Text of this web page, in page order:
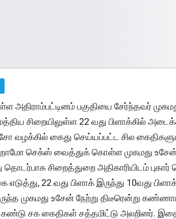
அதிராம்பட்டினம் பகுதியை சேர்ந்தவர்
சிறையிலுள்ள 22 வது பிளாக்கில்
வழக்கில் கைது செய்யப்பட்ட சில
செக்ஸ் வைத்துக் கொள்ள முகமது உசேன்
சிறைத்துறை அதிகாரியிடம்
22 வது பிளாக் இருந்து 10வது
முகமது உசேன் நேற்று திடீரென்று
சக கைதிகள் சத்தமிட்டு அலறினர்.